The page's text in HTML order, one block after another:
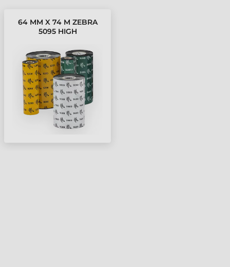
64 MM X 74 M ZEBRA
5095 HIGH
FESTÉKSZALAG